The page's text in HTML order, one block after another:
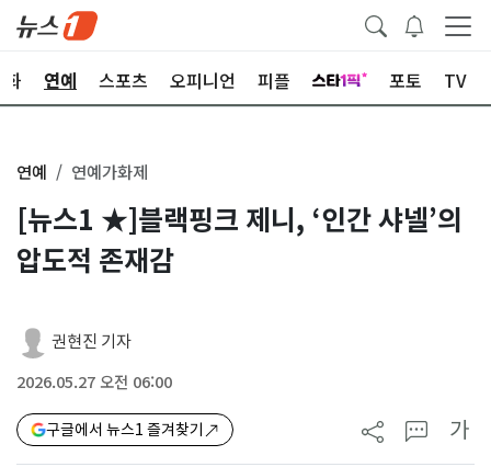
화 연예 스포츠 오피니언 피플 포토 TV
연예 연예가화제
[뉴스1 ★]블랙핑크 제니, ‘인간 샤넬’의
압도적 존재감
권현진 기자
2026.05.27 오전 06:00
구글에서 뉴스1 즐겨찾기 가